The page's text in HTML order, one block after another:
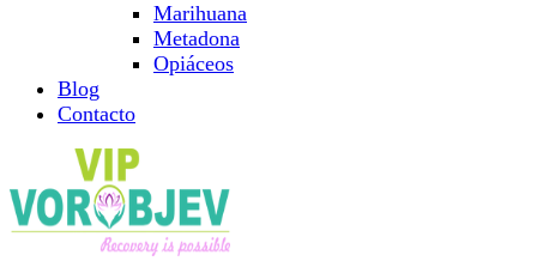
Marihuana
Metadona
Opiáceos
Blog
Contacto